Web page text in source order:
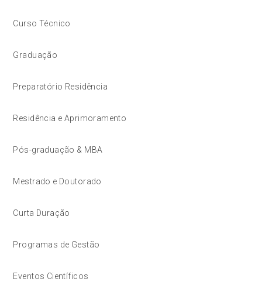
Curso Técnico
Graduação
Preparatório Residência
Residência e Aprimoramento
Pós-graduação & MBA
Mestrado e Doutorado
Curta Duração
Programas de Gestão
Eventos Científicos